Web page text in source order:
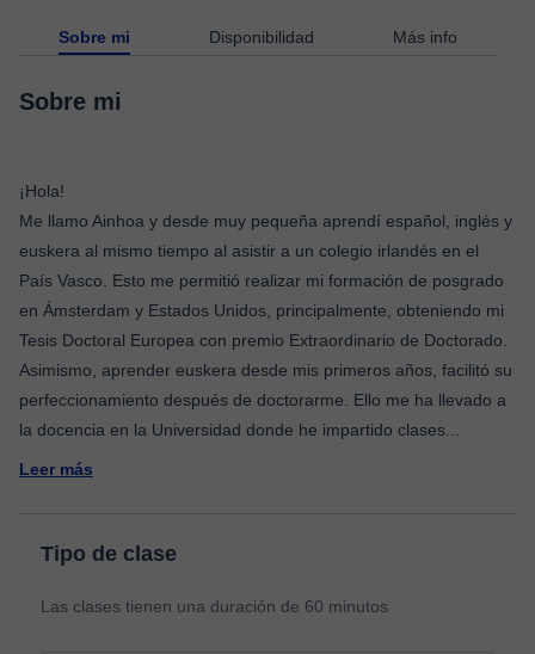
Sobre mi Disponibilidad Más info
Sobre mi
¡Hola!
Me llamo Ainhoa y desde muy pequeña aprendí español, inglés y
euskera al mismo tiempo al asistir a un colegio irlandés en el
País Vasco. Esto me permitió realizar mi formación de posgrado
en Ámsterdam y Estados Unidos, principalmente, obteniendo mi
Tesis Doctoral Europea con premio Extraordinario de Doctorado.
Asimismo, aprender euskera desde mis primeros años, facilitó su
perfeccionamiento después de doctorarme. Ello me ha llevado a
la docencia en la Universidad donde he impartido clases
Leer más
Tipo de clase
Las clases tienen una duración de 60 minutos